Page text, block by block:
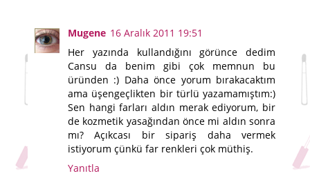
Mugene 16 Aralık 2011 19:51
Her yazında kullandığını görünce dedim
Cansu da benim gibi çok memnun bu
üründen :) Daha önce yorum bırakacaktım
ama üşengeçlikten bir türlü yazamamıştım:)
Sen hangi farları aldın merak ediyorum, bir
de kozmetik yasağından önce mi aldın sonra
mı? Açıkcası bir sipariş daha vermek
istiyorum çünkü far renkleri çok müthiş.
Yanıtla